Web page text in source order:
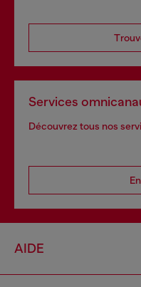
Services
Découvrez tous nos
AIDE